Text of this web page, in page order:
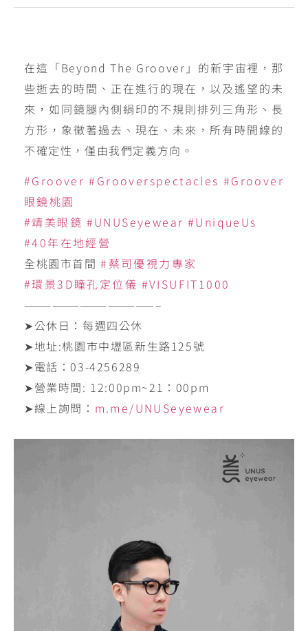
在這「Beyond The Groover」的新宇宙裡，那
些逝去的時間、正在進行的現在，以及遙望的未
來，如同鏡腿內側絹印的不規則排列三角形、長
方形，象徵著過去、現在、未來，所有時間線的
不確定性，僅由我們定義方向。
#Groover #Grooverspectacles #Groover
眼鏡桃園
#靖美眼鏡 #UNUSeyewear #UniqueUs
#40年在地經營
全桃園市首間#蔡司優視力專家
#環景3D瞳孔定位儀 #VISUFIT1000
——————————————–
➤公休日：每週四公休
➤地址:‪桃園市中壢區新生路125號‬
➤電話：‪03-4256289‬
➤營業時間: ‪12:00pm~21：00pm
➤線上詢問： m.me/UNUSeyewear